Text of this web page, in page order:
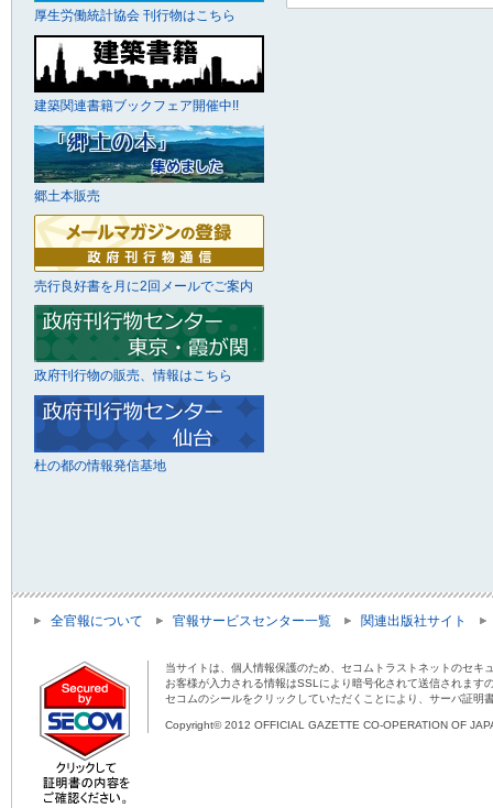
厚生労働統計協会 刊行物はこちら
建築関連書籍ブックフェア開催中!!
郷土本販売
売行良好書を月に2回メールでご案内
政府刊行物の販売、情報はこちら
杜の都の情報発信基地
全官報について 官報サービスセンター一覧 関連出版社サイト
当サイトは、個人情報保護のため、セコムトラストネットのセキ
お客様が入力される情報はSSLにより暗号化されて送信されま
セコムのシールをクリックしていただくことにより、サーバ証明
Copyright© 2012 OFFICIAL GAZETTE CO-OPERATION OF